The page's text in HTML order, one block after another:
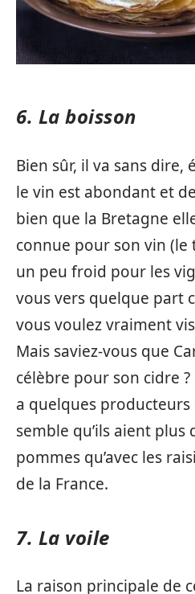
6. La boisson
Bien sûr, il va sans dire,
le vin est abondant et
bien que la Bretagne
connue pour son vin
un peu froid pour les
vous vers quelque part
vous voulez vraiment
Mais saviez-vous que
célèbre pour son cidre
a quelques
semble qu’ils aient plus
pommes qu’avec les
de la France.
7. La voile
La raison principale de